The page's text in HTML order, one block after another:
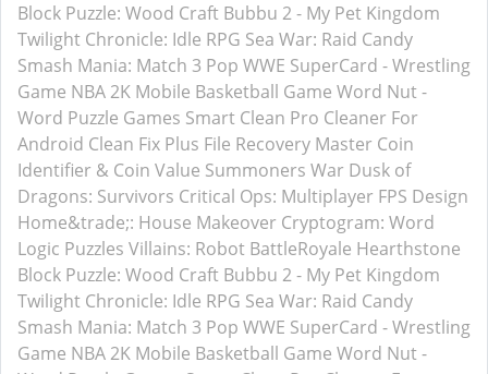
Block Puzzle: Wood Craft Bubbu 2 - My Pet Kingdom
Twilight Chronicle: Idle RPG Sea War: Raid Candy
Smash Mania: Match 3 Pop WWE SuperCard - Wrestling
Game NBA 2K Mobile Basketball Game Word Nut -
Word Puzzle Games Smart Clean Pro Cleaner For
Android Clean Fix Plus File Recovery Master Coin
Identifier & Coin Value Summoners War Dusk of
Dragons: Survivors Critical Ops: Multiplayer FPS Design
Home&trade;: House Makeover Cryptogram: Word
Logic Puzzles Villains: Robot BattleRoyale Hearthstone
Block Puzzle: Wood Craft Bubbu 2 - My Pet Kingdom
Twilight Chronicle: Idle RPG Sea War: Raid Candy
Smash Mania: Match 3 Pop WWE SuperCard - Wrestling
Game NBA 2K Mobile Basketball Game Word Nut -